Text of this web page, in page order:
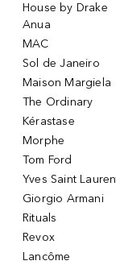
House by Drake
Anua
MAC
Sol de Janeiro
Maison Margiela
The Ordinary
Kérastase
Morphe
Tom Ford
Yves Saint
Giorgio Armani
Rituals
Revox
Lancôme